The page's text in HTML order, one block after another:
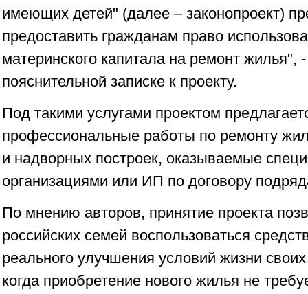
имеющих детей" (далее – законопроект)
предоставить гражданам право
материнского капитала на ремонт жилья",
пояснительной записке к проекту.
Под такими услугами проектом
профессиональные работы по ремонту
и надворных построек, оказываемые
организациями или ИП по договору
По мнению авторов, принятие проекта
российских семей воспользоваться
реального улучшения условий жизни
когда приобретение нового жилья не